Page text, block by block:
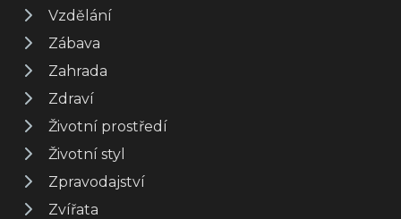
Vzdělání
Zábava
Zahrada
Zdraví
Životní prostředí
Životní styl
Zpravodajství
Zvířata